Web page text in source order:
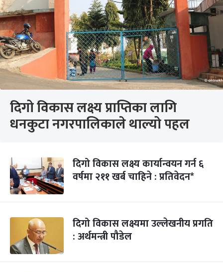
दिगो विकास लक्ष्य प्राप्तिका लागि
धनकुटा नगरपालिकाले थाल्यो पहल
दिगो विकास लक्ष्य कार्यान्वयन गर्न ६
वर्षमा २११ खर्ब चाहिने : प्रतिवेदन*
दिगो विकास लक्ष्यमा उल्लेखनीय प्रगति
: अर्थमन्त्री पौडेल